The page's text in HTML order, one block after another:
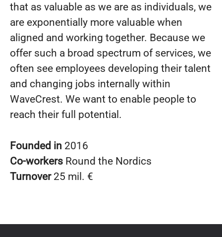
that as valuable as we are as individuals, we
are exponentially more valuable when
aligned and working together. Because we
offer such a broad spectrum of services, we
often see employees developing their talent
and changing jobs internally within
WaveCrest. We want to enable people to
reach their full potential.
Founded in 2016
Co-workers Round the Nordics
Turnover 25 mil. €